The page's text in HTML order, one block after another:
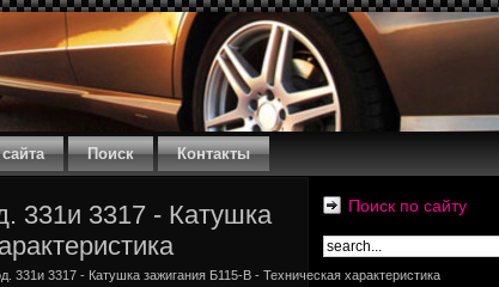
Поиск Контакты
331и 3317 - Катушка
331и 3317 - Катушка зажигания Б115-В - Техническая характеристика
Поиск по сайту